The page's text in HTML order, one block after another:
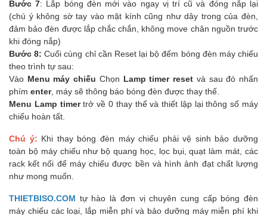
Bước 7: Lắp bóng đèn mới vào ngay vị trí cũ và đóng nắp lại
(chú ý không sờ tay vào mặt kính cũng như dây trong của đèn,
đảm bảo đèn được lắp chắc chắn, không move chân nguồn trước
khi đóng nắp)
Bước 8:Cuối cùng chỉ cần Reset lại bộ đếm bóng đèn máy chiếu
theo trình tự sau:
Vào Menu máy chiếu Chọn Lamp timer reset và sau đó nhấn
phím enter, máy sẽ thông báo bóng đèn được thay thế.
Menu Lamp timertrở về 0 thay thế và thiết lập lại thông số máy
chiếu hoàn tất.
Chú ý: Khi thay bóng đèn máy chiếu phải vệ sinh bảo dưỡng
toàn bộ máy chiếu như bộ quang học, lọc bụi, quạt làm mát, các
rack kết nối để máy chiếu được bền và hình ảnh đạt chất lượng
như mong muốn.
THIETBISO.COM tự hào là đơn vị chuyên cung cấp bóng đèn
máy chiếu các loại, lắp miễn phí và bảo dưỡng máy miễn phí khi